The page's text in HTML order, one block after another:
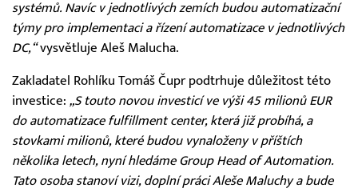
systémů. Navíc v jednotlivých zemích budou automatizační
týmy pro implementaci a řízení automatizace v jednotlivých
DC,“vysvětluje Aleš Malucha.
Zakladatel Rohlíku Tomáš Čupr podtrhuje důležitost této
investice: „S touto novou investicí ve výši 45 milionů EUR
do automatizace fulfillment center, která již probíhá, a
stovkami milionů, které budou vynaloženy v příštích
několika letech, nyní hledáme Group Head of Automation.
Tato osoba stanoví vizi, doplní práci Aleše Maluchy a bude